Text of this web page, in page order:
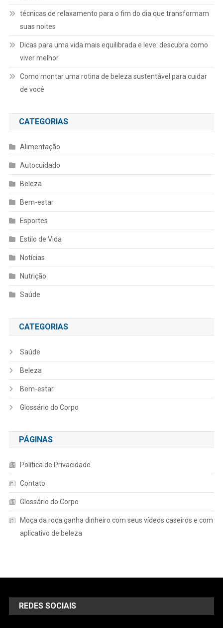
técnicas de relaxamento para o fim do dia que transformam
suas noites
Dicas para uma vida mais equilibrada e leve: descubra como
viver melhor
Como montar uma rotina de beleza sustentável para cuidar
de você
CATEGORIAS
Alimentação
Autocuidado
Beleza
Bem-estar
Esportes
Estilo de Vida
Notícias
Nutrição
Saúde
CATEGORIAS
Saúde
Beleza
Bem-estar
Glossário do Corpo
PÁGINAS
Política de Privacidade
Contato
Glossário do Corpo
Moça da roça ganha dinheiro com seus vídeos caseiros e com
aplicativo de beleza
REDES SOCIAIS